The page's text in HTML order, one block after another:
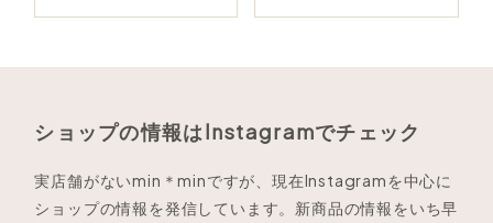
ショップの情報はInstagramでチェック
実店舗がないmin＊minですが、現在Instagramを中心に
ショップの情報を発信しています。新商品の情報をいち早